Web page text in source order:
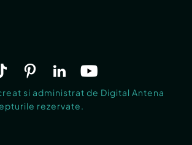
si administrat de Digital Antena
rezervate.